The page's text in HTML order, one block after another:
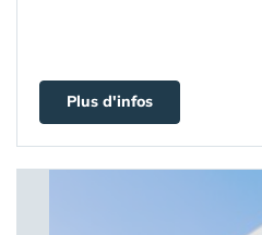
Plus d'infos